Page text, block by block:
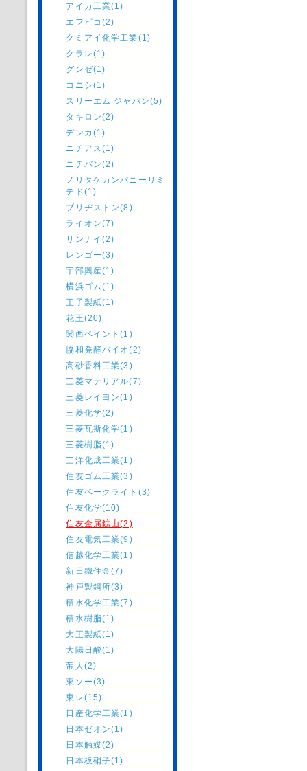
アイカ工業(1)
エフピコ(2)
クミアイ化学工業(1)
クラレ(1)
グンゼ(1)
コニシ(1)
スリーエム ジャパン(5)
タキロン(2)
デンカ(1)
ニチアス(1)
ニチバン(2)
ノリタケカンパニーリミ
テド(1)
ブリヂストン(8)
ライオン(7)
リンナイ(2)
レンゴー(3)
宇部興産(1)
横浜ゴム(1)
王子製紙(1)
花王(20)
関西ペイント(1)
協和発酵バイオ(2)
高砂香料工業(3)
三菱マテリアル(7)
三菱レイヨン(1)
三菱化学(2)
三菱瓦斯化学(1)
三菱樹脂(1)
三洋化成工業(1)
住友ゴム工業(3)
住友ベークライト(3)
住友化学(10)
住友金属鉱山(2)
住友電気工業(9)
信越化学工業(1)
新日鐵住金(7)
神戸製鋼所(3)
積水化学工業(7)
積水樹脂(1)
大王製紙(1)
大陽日酸(1)
帝人(2)
東ソー(3)
東レ(15)
日産化学工業(1)
日本ゼオン(1)
日本触媒(2)
日本板硝子(1)